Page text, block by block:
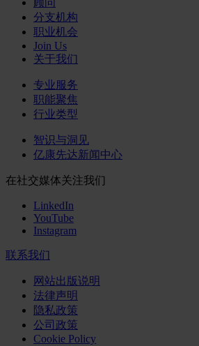
分支机构
职业机会
Join Us
关于我们
专业服务
职能聚焦
行业类型
智识与洞见
亿康先达新闻中心
在社交媒体关注我们
LinkedIn
YouTube
Instagram
联系我们
网站出版说明
法律声明
隐私政策
公司政策
Cookie Policy